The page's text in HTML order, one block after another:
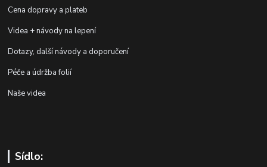
Cena dopravy a plateb
Videa + návody na lepení
Dotazy, další návody a doporučení
Péče a údržba folií
Naše videa
Sídlo: